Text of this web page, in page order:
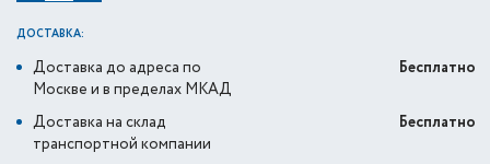
ДОСТАВКА:
Доставка до адреса по
Москве и в пределах МКАД
Бесплатно
Доставка на склад
транспортной компании
Бесплатно